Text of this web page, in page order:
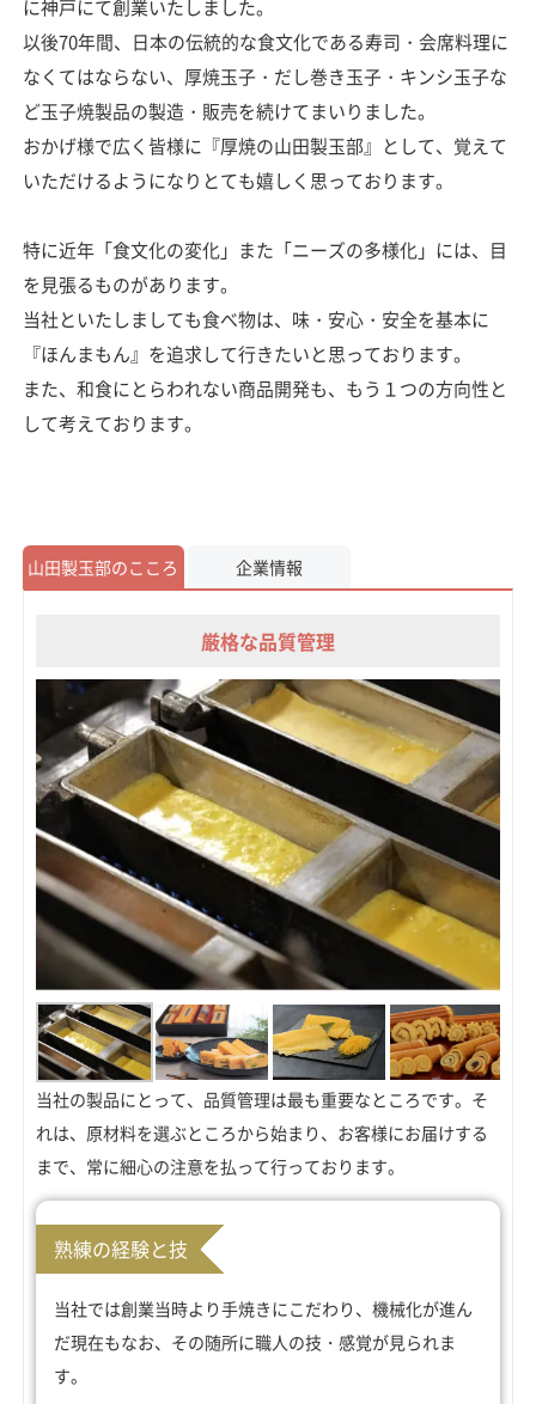
に神戸にて創業いたしました。
以後70年間、日本の伝統的な食文化である寿司・会席料理に
なくてはならない、厚焼玉子・だし巻き玉子・キンシ玉子な
ど玉子焼製品の製造・販売を続けてまいりました。
おかげ様で広く皆様に『厚焼の山田製玉部』として、覚えて
いただけるようになりとても嬉しく思っております。
特に近年「食文化の変化」また「ニーズの多様化」には、目
を見張るものがあります。
当社といたしましても食べ物は、味・安心・安全を基本に
『ほんまもん』を追求して行きたいと思っております。
また、和食にとらわれない商品開発も、もう１つの方向性と
して考えております。
山田製玉部のこころ 企業情報
厳格な品質管理
当社の製品にとって、品質管理は最も重要なところです。そ
れは、原材料を選ぶところから始まり、お客様にお届けする
まで、常に細心の注意を払って行っております。
熟練の経験と技
当社では創業当時より手焼きにこだわり、機械化が進ん
だ現在もなお、その随所に職人の技・感覚が見られま
す。